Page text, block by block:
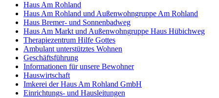
Haus Am Rohland
Haus Am Rohland und Außenwohngruppe Am Rohland
Haus Bremer- und Sonnenbadweg
Haus Am Markt und Außenwohngruppe Haus Hübichweg
Therapiezentrum Hilfe Gottes
Ambulant unterstütztes Wohnen
Geschäftsführung
Informationen für unsere Bewohner
Hauswirtschaft
Imkerei der Haus Am Rohland GmbH
Einrichtungs- und Hausleitungen